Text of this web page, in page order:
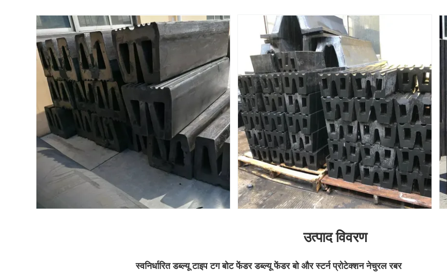
उत्पाद विवरण
स्वनिर्धारित डब्ल्यू टाइप टग बोट फेंडर डब्ल्यू फेंडर बो और स्टर्न प्रोटेक्शन नेचुरल रबर